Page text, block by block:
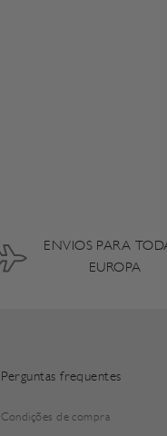
ENVIOS PARA
EUROPA
Perguntas frequentes
Condições de compra